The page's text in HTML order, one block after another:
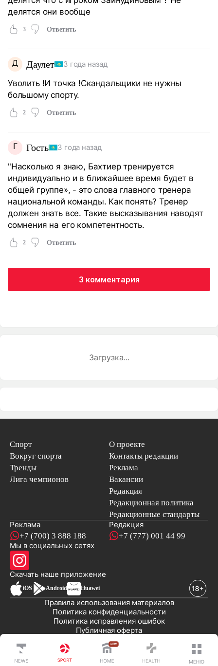
делятся они вообще
3 Ответить
Д Даулет 3 года назад
Уволить !И точка !Скандальщики не нужны
большому спорту.
2 Ответить
Г Гость 3 года назад
"Насколько я знаю, Бахтиер тренируется
индивидуально и в ближайшее время будет в
общей группе», - это слова главного тренера
национальной команды. Как понять? Тренер
должен знать все. Такие высказывания наводят
сомнения на его компетентность.
2 Ответить
3 комментария
Загрузка...
Спорт
Вокруг спорта
Тренды
Лига чемпионов
О проекте
Контакты редакции
Реклама
Вакансии
Редакция
Редакционная политика
Редакционные стандарты
Реклама
+7 (700) 3 888 188
Редакция
+7 (777) 001 44 99
Мы в социальных сетях
Скачать наше приложениеновостей
iOS Android Huawei
Публичная оферта
Политика исправления ошибок
Политика конфиденциальности
Правила использования материалов
© 2008-2026 ТОО «EML»